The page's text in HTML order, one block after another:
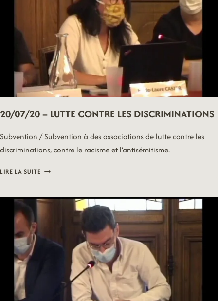
20/07/20 – LUTTE CONTRE LES DISCRIMINATIONS
Subvention / Subvention à des associations de lutte contre les
discriminations, contre le racisme et l’antisémitisme.
LIRE LA SUITE20/07/20
CONTRE
DISCRIMINATIONS